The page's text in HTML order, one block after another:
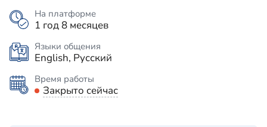
На платформе
1 год 8 месяцев
Языки общения
English, Русский
Время работы
Закрыто сейчас